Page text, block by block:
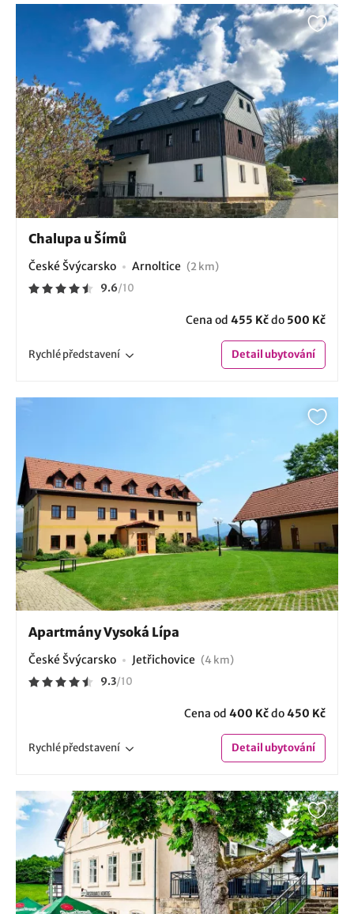
Chalupa u Šímů
České Švýcarsko Arnoltice (2 km)
9.6/10
Cena od 455 Kčdo 500 Kč
Rychlépředstavení Detailubytování
Apartmány Vysoká Lípa
České Švýcarsko Jetřichovice (4 km)
9.3/10
Cena od 400 Kčdo450 Kč
Rychlépředstavení Detailubytování